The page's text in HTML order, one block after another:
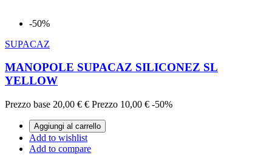
-50%
SUPACAZ
MANOPOLE SUPACAZ SILICONEZ SL
YELLOW
Prezzo base 20,00 € € Prezzo 10,00 € -50%
Aggiungi al carrello
Add to wishlist
Add to compare